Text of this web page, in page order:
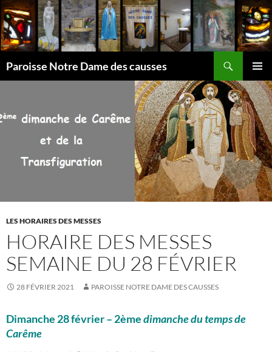
Aller
au
contenu
Paroisse Notre Dame des causses
MENU
LES HORAIRES DES MESSES
HORAIRE DES MESSES
SEMAINE DU 28 FÉVRIER
28 FÉVRIER 2021 PAROISSE NOTRE DAME DES CAUSSES
Dimanche 28 février – 2èmedimanche du temps de
Carême